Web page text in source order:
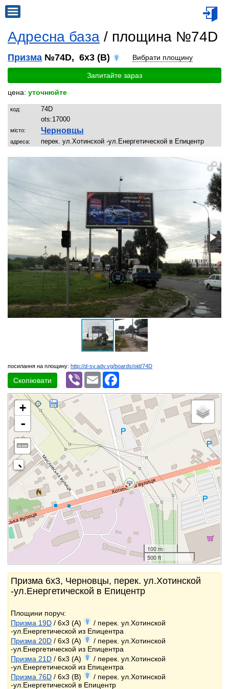
Адресна база / площина №74D
Призма №74D, 6x3 (B) Вибрати площину
Запитайте зараз
цена: уточнюйте
код:
74D
ots:17000
місто: Черновцы
адреса: перек. ул.Хотинской -ул.Енергетической в Епицентр
посилання на площину: http://d-sv.adv.vg/boards/oid/74D
Скопіювати
Viber Email
+
-
100 m
500 ft
Призма 6x3, Черновцы, перек. ул.Хотинской
-ул.Енергетической в Епицентр
Площини поруч:
Призма 19D / 6x3 (A)
/ перек. ул.Хотинской
-ул.Енергетической из Епицентра
Призма 20D / 6x3 (A)
/ перек. ул.Хотинской
-ул.Енергетической из Епицентра
Призма 21D / 6x3 (A)
/ перек. ул.Хотинской
-ул.Енергетической из Епицентра
Призма 76D / 6x3 (B)
/ перек. ул.Хотинской
-ул.Енергетической в Епицентр